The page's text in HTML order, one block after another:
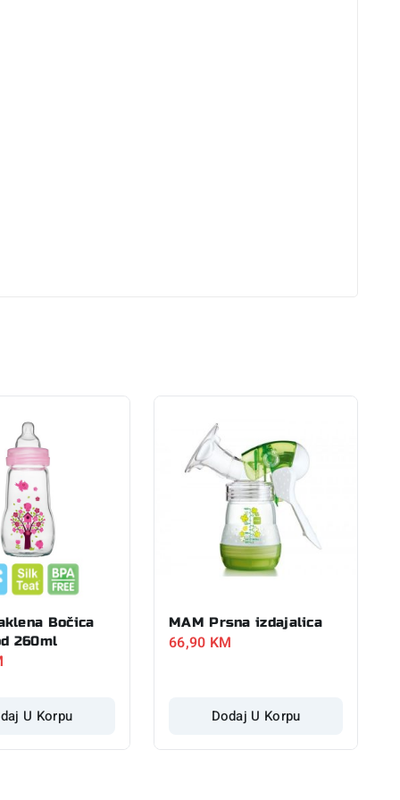
Bočica
260ml
U Korpu
MAM Prsna izdajalica
66,90 KM
Dodaj U Korpu